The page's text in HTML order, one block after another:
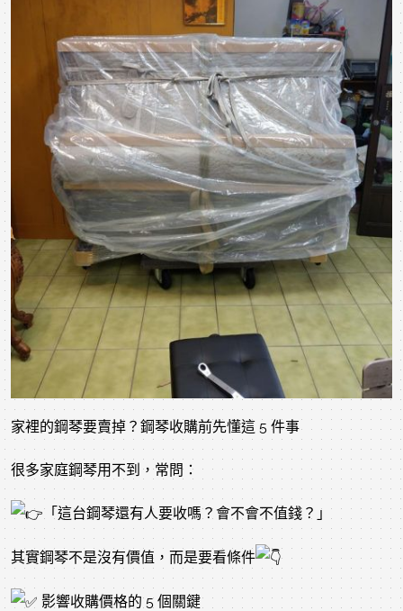
家裡的鋼琴要賣掉？鋼琴收購前先懂這 5 件事
很多家庭鋼琴用不到，常問：
「這台鋼琴還有人要收嗎？會不會不值錢？」
其實鋼琴不是沒有價值，而是要看條件
影響收購價格的 5 個關鍵